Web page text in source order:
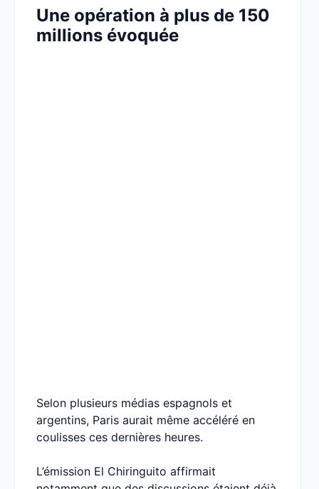
Une opération à plus de 150
millions évoquée
Selon plusieurs médias espagnols et
argentins, Paris aurait même accéléré en
coulisses ces dernières heures.
L’émission El Chiringuito affirmait